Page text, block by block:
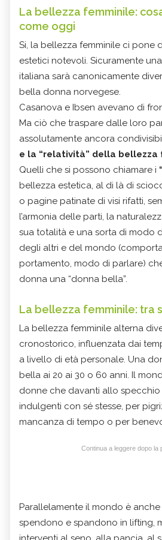
La bellezza femminile:
come oggi
Si, la bellezza femminile ci pone
estetici notevoli. Sicuramente
italiana sarà canonicamente
bella donna norvegese.
Casanova e Ibsen avevano di
Ma ciò che traspare dalle loro
assolutamente ancora
e la “relatività” della bellezza
Quelli che si possono chiamare i
bellezza estetica, al di là di
o pagine patinate di visi rifatti,
l’armonia delle parti, la
sua totalità e una sorta di modo
degli altri e del mondo
portamento, modo di parlare)
donna una “donna bella”.
La bellezza femminile: tra
La bellezza femminile alterna
cronostorico, influenzata dai
a livello di età personale. Una
bella ai 20 ai 30 o 60 anni. Il
donne che davanti allo
indulgenti con sé stesse, per
mancanza di tempo o per
Continua a leggere dopo la
Parallelamente il mondo è
spendono e spandono in lifting,